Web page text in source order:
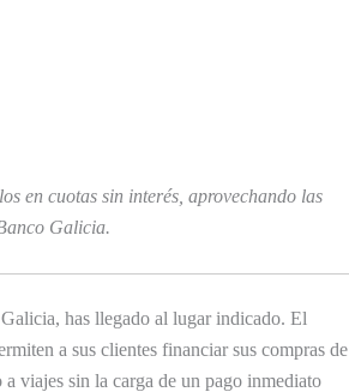
en cuotas sin interés, aprovechando las
Galicia.
has llegado al lugar indicado. El
a sus clientes financiar sus compras de
a viajes sin la carga de un pago inmediato